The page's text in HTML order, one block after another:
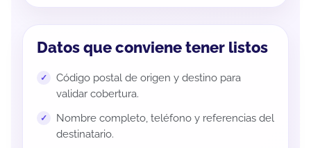
Datos que conviene tener listos
Código postal de origen y destino para
validar cobertura.
Nombre completo, teléfono y referencias del
destinatario.